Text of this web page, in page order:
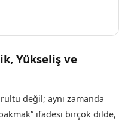
Yükseliş ve
değil; aynı zamanda
ifadesi birçok dilde,